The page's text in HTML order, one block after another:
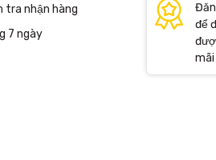
tra nhận hàng
7 ngày
để
mãi